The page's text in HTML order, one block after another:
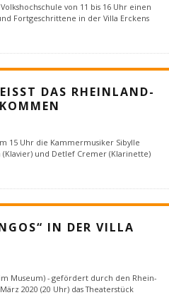
von 11 bis 16 Uhr einen
Fortgeschrittene in der Villa Erckens
DAS RHEINLAND-T
15 Uhr die Kammermusiker Sibylle
(Klavier) und Detlef Cremer (Klarinette)
IN DER VILLA
Museum) - gefördert durch den Rhein-
2020 (20 Uhr) das Theaterstück